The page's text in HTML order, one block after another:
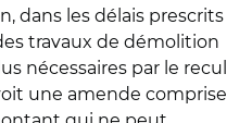
dans les délais prescrits
travaux de démolition
nécessaires par le recul
une amende comprise